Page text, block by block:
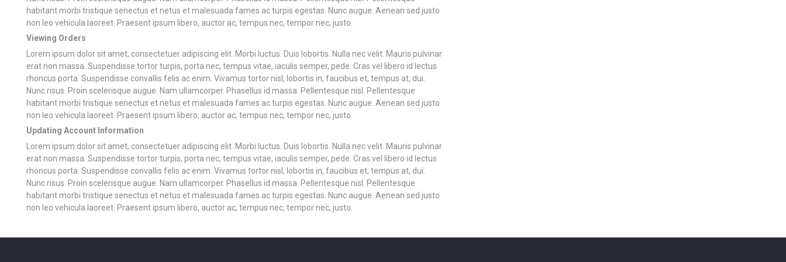
habitant morbi tristique senectus et netus et malesuada fames ac turpis egestas. Nunc augue. Aenean sed justo
non leo vehicula laoreet. Praesent ipsum libero, auctor ac, tempus nec, tempor nec, justo.
Viewing Orders
Lorem ipsum dolor sit amet, consectetuer adipiscing elit. Morbi luctus. Duis lobortis. Nulla nec velit. Mauris pulvinar
erat non massa. Suspendisse tortor turpis, porta nec, tempus vitae, iaculis semper, pede. Cras vel libero id lectus
rhoncus porta. Suspendisse convallis felis ac enim. Vivamus tortor nisl, lobortis in, faucibus et, tempus at, dui.
Nunc risus. Proin scelerisque augue. Nam ullamcorper. Phasellus id massa. Pellentesque nisl. Pellentesque
habitant morbi tristique senectus et netus et malesuada fames ac turpis egestas. Nunc augue. Aenean sed justo
non leo vehicula laoreet. Praesent ipsum libero, auctor ac, tempus nec, tempor nec, justo.
Updating Account Information
Lorem ipsum dolor sit amet, consectetuer adipiscing elit. Morbi luctus. Duis lobortis. Nulla nec velit. Mauris pulvinar
erat non massa. Suspendisse tortor turpis, porta nec, tempus vitae, iaculis semper, pede. Cras vel libero id lectus
rhoncus porta. Suspendisse convallis felis ac enim. Vivamus tortor nisl, lobortis in, faucibus et, tempus at, dui.
Nunc risus. Proin scelerisque augue. Nam ullamcorper. Phasellus id massa. Pellentesque nisl. Pellentesque
habitant morbi tristique senectus et netus et malesuada fames ac turpis egestas. Nunc augue. Aenean sed justo
non leo vehicula laoreet. Praesent ipsum libero, auctor ac, tempus nec, tempor nec, justo.